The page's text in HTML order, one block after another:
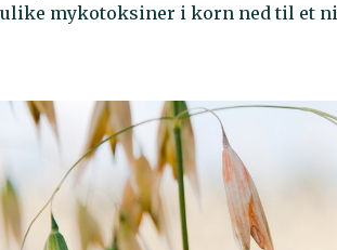
ulike mykotoksiner i korn ned til et